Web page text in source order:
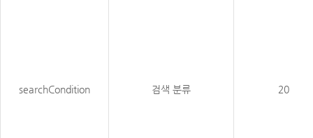
searchCondition 검색 분류 20